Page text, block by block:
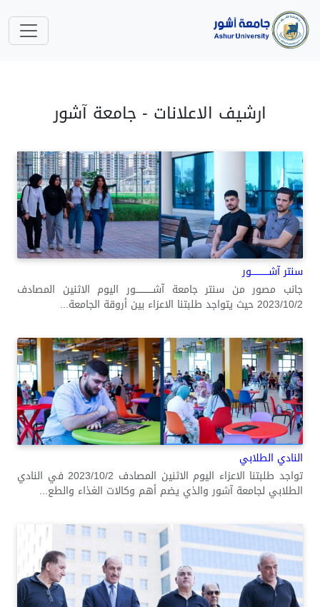
ارشيف الاعلانات - جامعة آشور
سنتر آشــــــــــــور
جانب مصور من سنتر جامعة آشــــــــــــور اليوم الاثنين المصادف
2023/10/2 حيث يتواجد طلبتنا الاعزاء بين أروقة الجامعة...
النادي الطلابي
تواجد طلبتنا الاعزاء اليوم الاثنين المصادف 2023/10/2 في النادي
الطلابي لجامعة آشور والذي يضم أهم وكالات الغذاء والطع...